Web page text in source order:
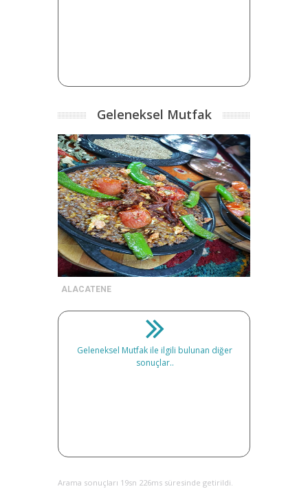
Geleneksel Mutfak
ALACATENE
Geleneksel Mutfak ile ilgili bulunan diğer
sonuçlar..
Arama sonuçları 19sn 226ms süresinde getirildi.